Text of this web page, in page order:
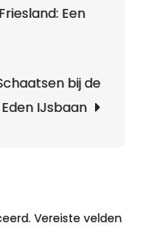
Noren
Laag
Een
bij de
IJsbaan
Vereiste velden